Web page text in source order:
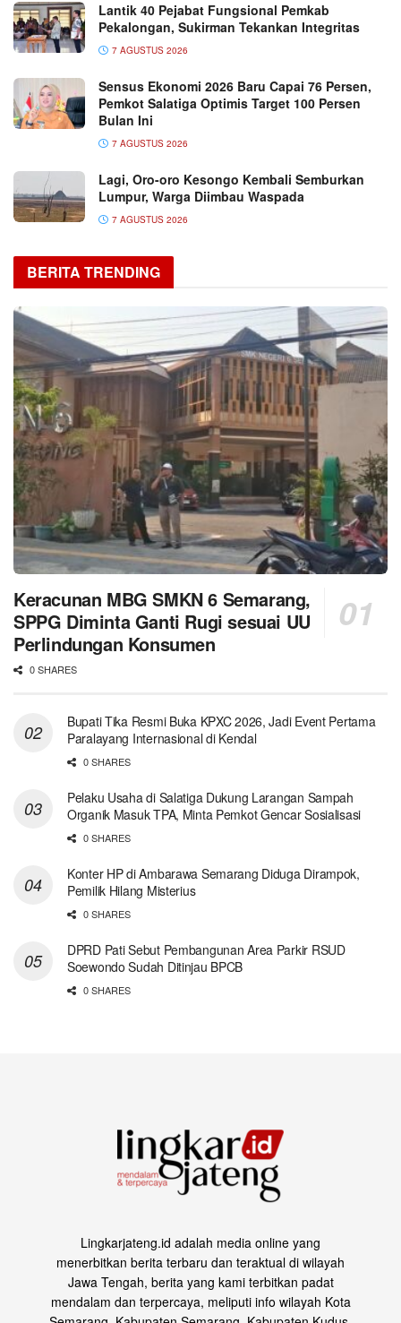
Lantik 40 Pejabat Fungsional Pemkab
Pekalongan, Sukirman Tekankan Integritas
7 AGUSTUS 2026
Sensus Ekonomi 2026 Baru Capai 76 Persen,
Pemkot Salatiga Optimis Target 100 Persen
Bulan Ini
7 AGUSTUS 2026
Lagi, Oro-oro Kesongo Kembali Semburkan
Lumpur, Warga Diimbau Waspada
7 AGUSTUS 2026
BERITA TRENDING
Keracunan MBG SMKN 6 Semarang,
SPPG Diminta Ganti Rugi sesuai UU
Perlindungan Konsumen
0 SHARES
Bupati Tika Resmi Buka KPXC 2026, Jadi Event Pertama
Paralayang Internasional di Kendal
0 SHARES
Pelaku Usaha di Salatiga Dukung Larangan Sampah
Organik Masuk TPA, Minta Pemkot Gencar Sosialisasi
0 SHARES
Konter HP di Ambarawa Semarang Diduga Dirampok,
Pemilik Hilang Misterius
0 SHARES
DPRD Pati Sebut Pembangunan Area Parkir RSUD
Soewondo Sudah Ditinjau BPCB
0 SHARES
Lingkarjateng.id adalah media online yang
menerbitkan berita terbaru dan teraktual di wilayah
Jawa Tengah, berita yang kami terbitkan padat
mendalam dan terpercaya, meliputi info wilayah Kota